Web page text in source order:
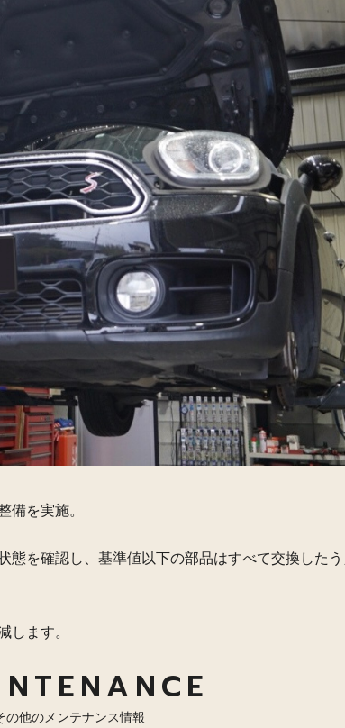
備を実施。
態を確認し、基準値以下の部品はすべて交換した
します。
の他のメンテナンス情報